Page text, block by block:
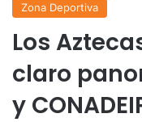
Zona Deportiva
Los
claro
y